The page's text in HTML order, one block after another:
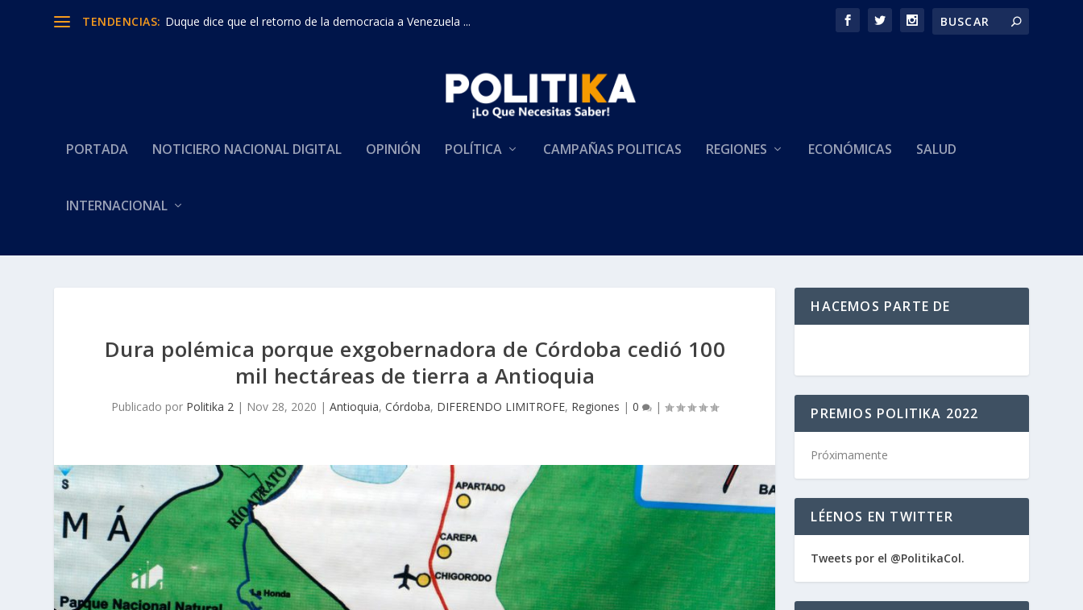
TENDENCIAS: Duque dice que el retorno de la democracia a Venezuela ...
PORTADA NOTICIERO NACIONAL DIGITAL OPINIÓN POLÍTICA CAMPAÑAS POLITICAS REGIONES ECONÓMICAS SALUD
INTERNACIONAL
Dura polémica porque exgobernadora de Córdoba cedió 100
mil hectáreas de tierra a Antioquia
Publicado por Politika 2 | Nov 28, 2020 |Antioquia,Córdoba, DIFERENDO LIMITROFE, Regiones |0 |
HACEMOS PARTE DE
PREMIOS POLITIKA 2022
Próximamente
LÉENOS EN TWITTER
Tweets por el @PolitikaCol.